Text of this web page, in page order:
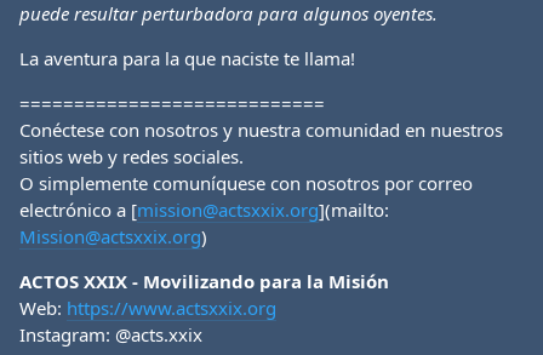
puede resultar perturbadora para algunos oyentes.
La aventura para la que naciste te llama!
============================
Conéctese con nosotros y nuestra comunidad en nuestros
sitios web y redes sociales.
O simplemente comuníquese con nosotros por correo
electrónico a [mission@actsxxix.org](mailto:
Mission@actsxxix.org)
ACTOS XXIX - Movilizando para la Misión
Web: https://www.actsxxix.org
Instagram: @acts.xxix